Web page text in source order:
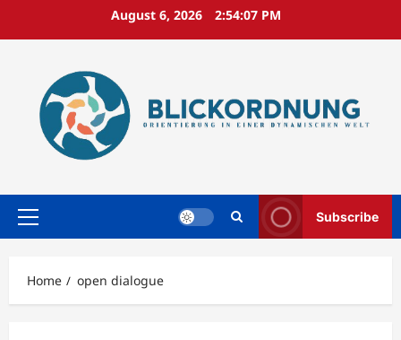
August 6, 2026 2:54:07 PM
Primary
Subscribe
Home open dialogue